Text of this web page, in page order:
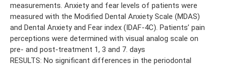
measurements. Anxiety and fear levels of patients were
measured with the Modified Dental Anxiety Scale (MDAS)
and Dental Anxiety and Fear index (IDAF-4C). Patients’ pain
perceptions were determined with visual analog scale on
pre- and post-treatment 1, 3 and 7. days
RESULTS: No significant differences in the periodontal